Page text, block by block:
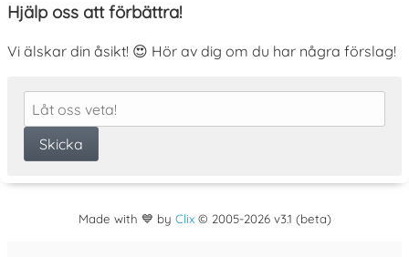
Hjälp oss att förbättra!
Vi älskar din åsikt! 😍 Hör av dig om du har några förslag!
Made with 💙 by Clix© 2005-2026 v3.1 (beta)